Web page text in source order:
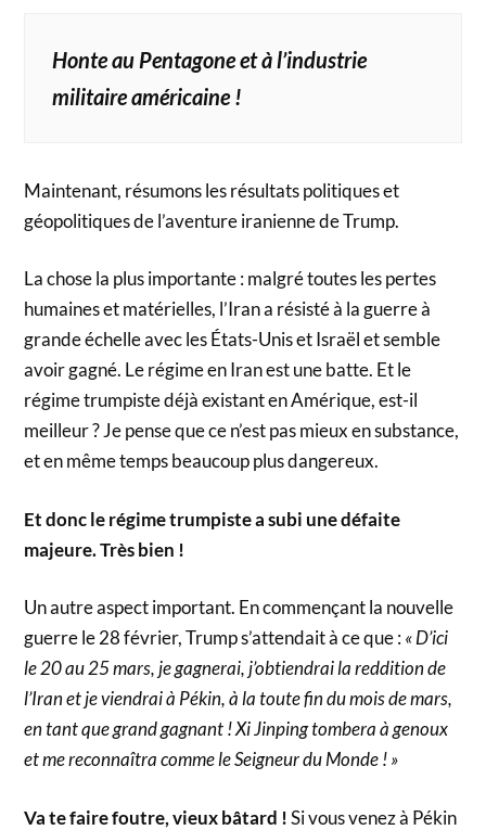
Honte au Pentagone et à l’industrie
militaire américaine !
Maintenant, résumons les résultats politiques et
géopolitiques de l’aventure iranienne de Trump.
La chose la plus importante : malgré toutes les pertes
humaines et matérielles, l’Iran a résisté à la guerre à
grande échelle avec les États-Unis et Israël et semble
avoir gagné. Le régime en Iran est une batte. Et le
régime trumpiste déjà existant en Amérique, est-il
meilleur ? Je pense que ce n’est pas mieux en substance,
et en même temps beaucoup plus dangereux.
Et donc le régime trumpiste a subi une défaite
majeure. Très bien !
Un autre aspect important. En commençant la nouvelle
guerre le 28 février, Trump s’attendait à ce que :« D’ici
le 20 au 25 mars, je gagnerai, j’obtiendrai la reddition de
l’Iran et je viendrai à Pékin, à la toute fin du mois de mars,
en tant que grand gagnant ! Xi Jinping tombera à genoux
et me reconnaîtra comme le Seigneur du Monde ! »
Va te faire foutre, vieux bâtard !Si vous venez à Pékin